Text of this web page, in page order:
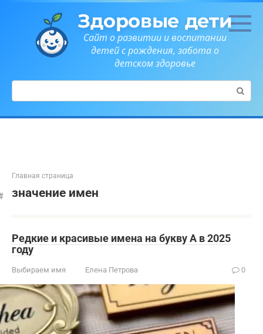
Здоровые дети
Сайт о развитии и воспитании
детей с рождения, забота о
детском здоровье
Поиск:
Главная страница
значение имен
Редкие и красивые имена на букву А в 2025
году
Выбираем имя Елена Петрова 0